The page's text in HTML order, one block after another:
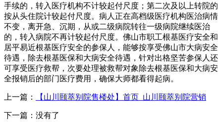
手续的，转入医疗机构不计较起付尺度；第二次及以上转院的
按从头住院计较起付尺度。病人正在高档级医疗机构医治病情
不变，离开急、沉期，从或二级病院转往一级病院继续医治
的，转入病院不再计较起付尺度。佛山市职工根基医疗安全和
居平易近根基医疗安全的参保人，能够按享受佛山市大病安全
待遇，除去根基医保和大病安全待遇，针对出格坚苦参保人还
可享受医疗救帮，次要处理被救帮对象除去根基医保和大病安
全报销后的部门医疗费用，确保大师都看得起病。
上一篇： 【山川颐萃别院售楼处】首页_山川颐萃别院营销
下一篇：没有了